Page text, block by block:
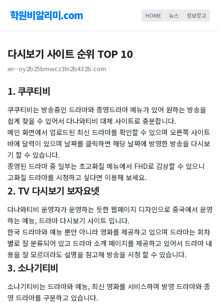
학원비알리미.com HOME 뉴스 정보창고
다시보기 사이트 순위 TOP 10
xn--oy2b25bmwcz3ln2b432b.com
1. 쿠쿠티비
쿠쿠티비는 방송중인 드라마와 종영드라마 메뉴가 있어 원하는 방송을
쉽게 찾을 수 있어서 다나와티비 대체 사이트로 충분합니다.
메인 화면에서 업로드된 최신 드라마를 확인할 수 있으며 오른쪽 사이트
바에 달력이 있으며 날짜를 클릭하면 해당 날짜에 방영한 방송을 다시보
기 할 수 있습니다.
종영된 드라마 중 일부는 초고화질 메뉴에서 FHD로 감상할 수 있으니
고화질 드라마를 시청하고 싶다면 이용해 보세요.
2. TV 다시보기 보자요넷
다나와티비 운영자가 운영하는 듯한 웹페이지 디자인으로 중국에서 운영
하는 예능, 드라마 다시보기 사이트 입니다.
한국 드라마와 예능 뿐만 아니라 영화를 제공하고 있으며 드라마는 회차
별로 잘 분류되어 있고 드라마 소개 페이지를 제공하고 있어서 드라마 내
용을 잘 모르더라도 설명을 참고해 방송을 시청 할 수 있습니다.
3. 소나기티비
소나기티비는 드라마와 예능, 최신 영화를 서비스하며 방영 드라마와 종
영 드라마를 구분하고 있습니다.